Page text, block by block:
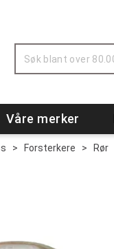
Våre merker
> Forsterkere > Rør